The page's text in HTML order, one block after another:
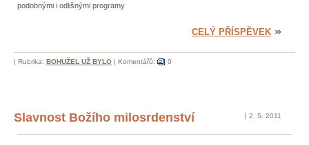
podobnými i odlišnými programy
CELÝ PŘÍSPĚVEK
| Rubrika: BOHUŽEL UŽ BYLO | Komentářů: 0
Slavnost Božího milosrdenství 2. 5. 2011